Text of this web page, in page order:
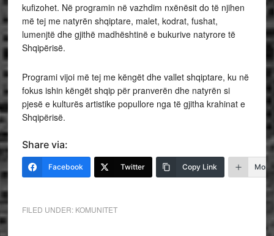
kufizohet. Në programin në vazhdim nxënësit do të njihen
më tej me natyrën shqiptare, malet, kodrat, fushat,
lumenjtë dhe gjithë madhështinë e bukurive natyrore të
Shqipërisë.
Programi vijoi më tej me këngët dhe vallet shqiptare, ku në
fokus ishin këngët shqip për pranverën dhe natyrën si
pjesë e kulturës artistike popullore nga të gjitha krahinat e
Shqipërisë.
Share via:
Facebook Twitter Copy Link More
FILED UNDER: KOMUNITET